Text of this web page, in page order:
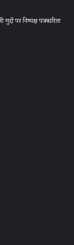
पर निष्पक्ष पत्रकारिता